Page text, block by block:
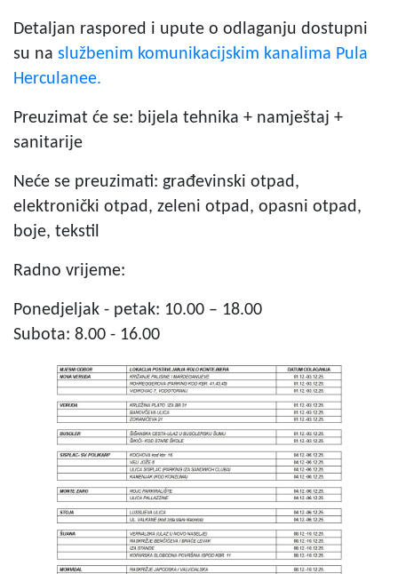
Detaljan raspored i upute o odlaganju dostupni
su na službenim komunikacijskim kanalima Pula
Herculanee.
Preuzimat će se: bijela tehnika + namještaj +
sanitarije
Neće se preuzimati: građevinski otpad,
elektronički otpad, zeleni otpad, opasni otpad,
boje, tekstil
Radno vrijeme:
Ponedjeljak - petak: 10.00 – 18.00
Subota: 8.00 - 16.00